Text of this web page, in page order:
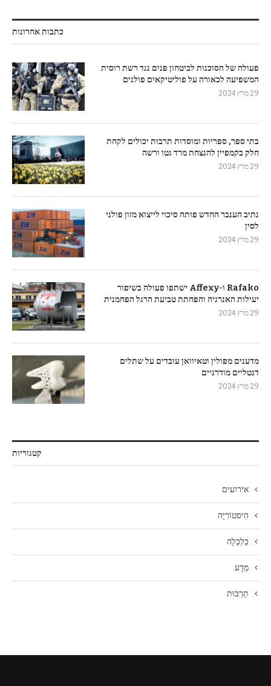
כתבות אחרונות
פעולה של הסוכנות לביטחון פנים נגד רשת רוסית
המשפיעה לכאורה על פוליטיקאים פולנים
29 מרץ 2024
בתי ספר, ספריות ומוסדות תרבות יכולים לקחת
חלק בקמפיין להנצחת מרד גטו ורשה
29 מרץ 2024
נתיב הענבר החדש פותח סיכוי לייצוא מזון פולני
לסין
29 מרץ 2024
Rafako ו-Affexy ישתפו פעולה בשיפור
יעילות האנרגיה והפחתת טביעת הרגל הפחמנית
29 מרץ 2024
מדענים מפולין וטאיוואן עובדים על שתלים
דנטליים מודרניים
29 מרץ 2024
קטגוריות
אירועים
הִיסטוֹרִיָה
כַּלְכָּלָה
מַדָע
תַרְבּוּת